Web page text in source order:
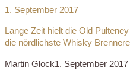
1. September 2017
Lange Zeit hielt die Old
die nördlichste Whisky
Martin Glock1. September 2017